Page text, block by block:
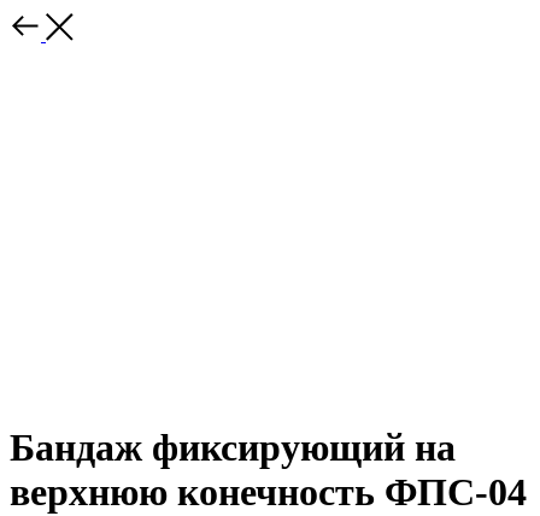
Бандаж фиксирующий на
верхнюю конечность ФПС-04